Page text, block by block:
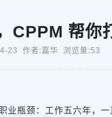
帮你
23 作者:嘉华 浏览量:53
业瓶颈：工作五六年，